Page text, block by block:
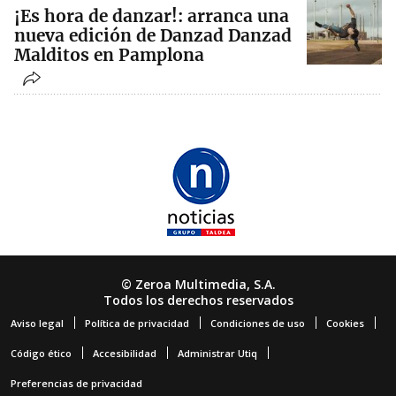
¡Es hora de danzar!: arranca una
nueva edición de Danzad Danzad
Malditos en Pamplona
© Zeroa Multimedia, S.A.
Todos los derechos reservados
Aviso legal Política de privacidad Condiciones de uso Cookies
Código ético Accesibilidad Administrar Utiq
Preferencias de privacidad